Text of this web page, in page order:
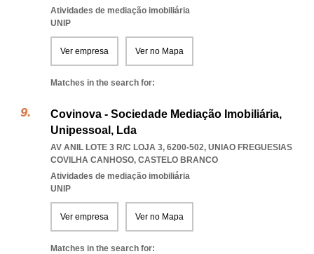
Atividades de mediação imobiliária
UNIP
Ver empresa Ver no Mapa
Matches in the search for:
Covinova - Sociedade Mediação Imobiliária,
Unipessoal, Lda
AV ANIL LOTE 3 R/C LOJA 3, 6200-502, UNIAO FREGUESIAS
COVILHA CANHOSO, CASTELO BRANCO
Atividades de mediação imobiliária
UNIP
Ver empresa Ver no Mapa
Matches in the search for: